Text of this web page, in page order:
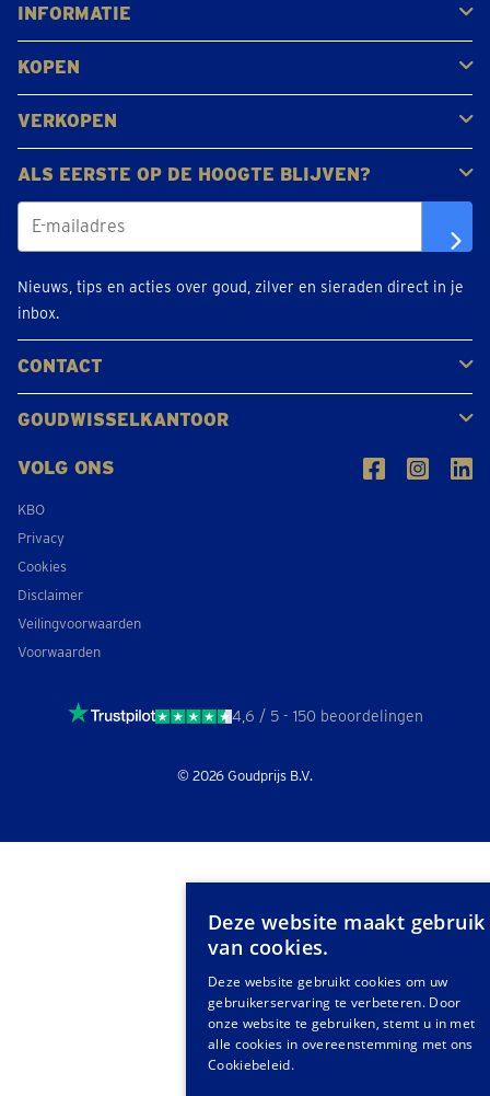
INFORMATIE
Veelgestelde vragen
Klantbeoordelingen
KOPEN
Goud kopen
Platina en palladium kopen
Zilver kopen
VERKOPEN
Gouden juwelen
Gouden munten
Gouden staven
ALS EERSTE OP DE HOOGTE BLIJVEN?
Nieuws, tips en acties over goud, zilver en sieraden direct in je
inbox.
CONTACT
Neem contact op
Maak een afspraak
Locaties
GOUDWISSELKANTOOR
VOLG ONS
© 2026 Goudprijs B.V.
4,6 / 5 - 150 beoordelingen
KBO
Privacy
Cookies
Disclaimer
Veilingvoorwaarden
Voorwaarden
Deze website maakt gebruik
van cookies.
Deze website gebruikt cookies om uw
gebruikerservaring te verbeteren. Door
onze website te gebruiken, stemt u in met
alle cookies in overeenstemming met ons
Cookiebeleid.